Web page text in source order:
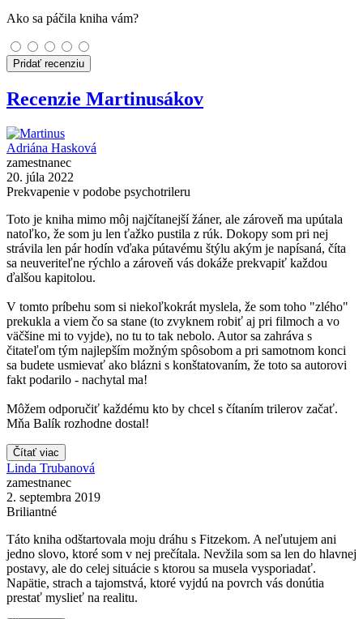
Ako sa páčila kniha vám?
Pridať recenziu
Recenzie Martinusákov
Adriána Hasková
zamestnanec
20. júla 2022
Prekvapenie v podobe psychotrileru
Toto je kniha mimo môj najčítanejší žáner, ale zároveň ma upútala
natoľko, že som ju len ťažko pustila z rúk. Dokopy som pri nej
strávila len pár hodín vďaka pútavému štýlu akým je napísaná, číta
sa neuveriteľne rýchlo a zároveň vás dokáže prekvapiť každou
ďalšou kapitolou.
V tomto príbehu som si niekoľkokrát myslela, že som toho "zlého"
prekukla a viem čo sa stane (to zvyknem robiť aj pri filmoch a vo
väčšine mi to vyjde), no tu to tak nebolo. Autor sa zahráva s
čitateľom tým najlepším možným spôsobom a pri samotnom konci
sa budete usmievať ako blázni s konštatovaním, že toto sa autorovi
fakt podarilo - nachytal ma!
Môžem odporučiť každému kto by chcel s čítaním trilerov začať.
Mňa Balík rozhodne dostal!
Čítať viac
Linda Trubanová
zamestnanec
2. septembra 2019
Briliantné
Táto kniha odštartovala moju dráhu s Fitzekom. A neľutujem ani
jedno slovo, ktoré som v nej prečítala. Nevžila som sa len do hlavnej
postavy, ale do celej situácie s ktorou sa musela vysporiadať.
Napätie, strach a tajomstvá, ktoré vyjdú na povrch vás donútia
prestať myslieť na realitu.